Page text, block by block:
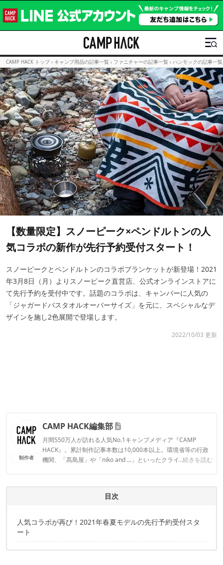
CAMP HACK トップ › キャンプ用品の記事一覧 › ファニチャーの記事一覧 › ハンモックの記事一覧
【数量限定】スノーピーク×ペンドルトンの人
気コラボの新作が先行予約受付スタート！
スノーピークとペンドルトンのコラボブランケットが新登場！2021
年3月8日（月）よりスノーピーク直営店、公式オンラインストアに
て先行予約を受付中です。話題のコラボは、キャンパーに人気の
「ジャガードバスタオルオーバーサイズ」を元に、スペシャルなデ
ザインを施し2色展開で登場します。
2022/10/03 更新
制作者
CAMP HACK編集部
月間550万人が訪れる人気No.1キャンプメディア『CAMP
HACK』。累計制作記事本数は10,000本以上。環境省等の行政
機関、「髙島屋」や「niko and ...」といったクライアントとの
...続きを読む
CAMP HACK編集部のプロフィール
目次
人気コラボが再び！2021年春夏モデルの先行予約受付スタ
ート